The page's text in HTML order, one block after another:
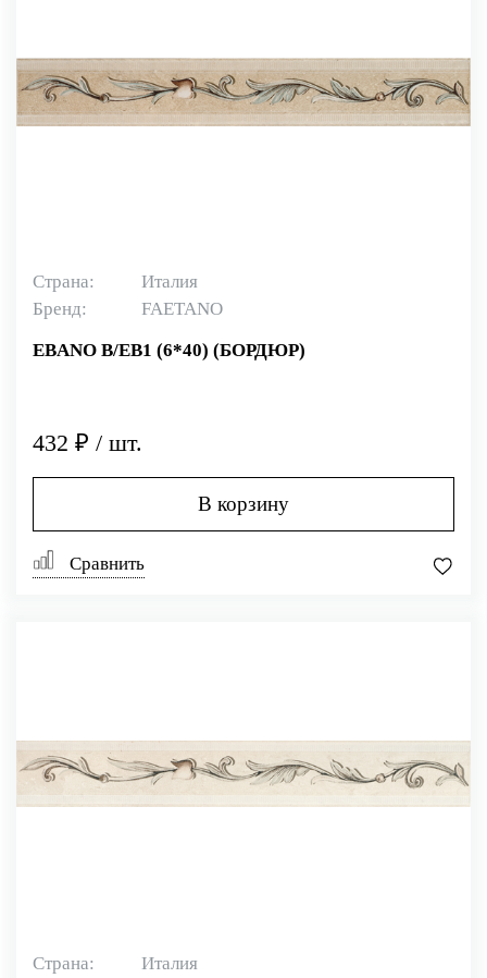
Страна:
Италия
Бренд:
FAETANO
EBANO B/EB1 (6*40) (БОРДЮР)
432 ₽ / шт.
В корзину
Сравнить
Страна:
Италия